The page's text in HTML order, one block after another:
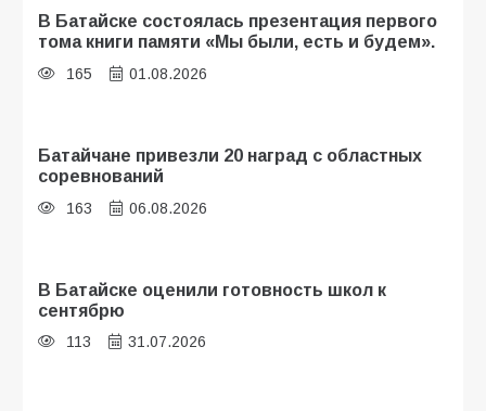
В Батайске состоялась презентация первого
тома книги памяти «Мы были, есть и будем».
165 01.08.2026
Батайчане привезли 20 наград с областных
соревнований
163 06.08.2026
В Батайске оценили готовность школ к
сентябрю
113 31.07.2026